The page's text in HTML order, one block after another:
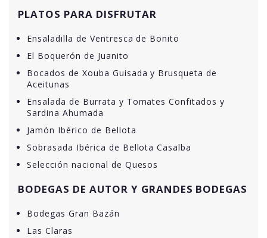
PLATOS PARA DISFRUTAR
Ensaladilla de Ventresca de Bonito
El Boquerón de Juanito
Bocados de Xouba Guisada y Brusqueta de
Aceitunas
Ensalada de Burrata y Tomates Confitados y
Sardina Ahumada
Jamón Ibérico de Bellota
Sobrasada Ibérica de Bellota Casalba
Selección nacional de Quesos
BODEGAS DE AUTOR Y GRANDES BODEGAS
Bodegas Gran Bazán
Las Claras